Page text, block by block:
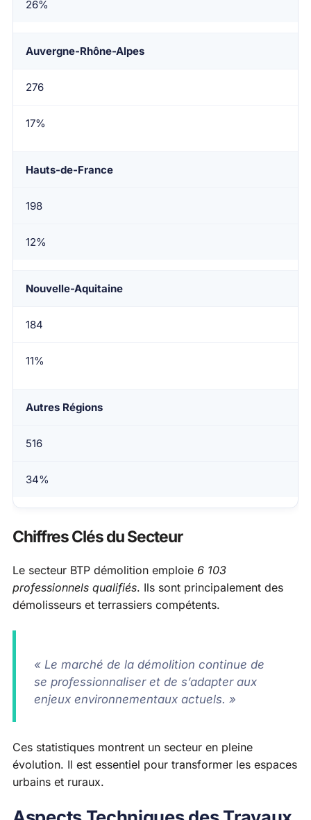
26%
Auvergne-Rhône-Alpes
276
17%
Hauts-de-France
198
12%
Nouvelle-Aquitaine
184
11%
Autres Régions
516
34%
Chiffres Clés du Secteur
Le secteur BTP démolition emploie 6 103
professionnels qualifiés. Ils sont principalement des
démolisseurs et terrassiers compétents.
« Le marché de la démolition continue de
se professionnaliser et de s’adapter aux
enjeux environnementaux actuels. »
Ces statistiques montrent un secteur en pleine
évolution. Il est essentiel pour transformer les espaces
urbains et ruraux.